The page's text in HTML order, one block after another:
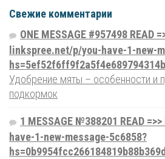
Свежие комментарии
ONE MESSAGE #957498 READ
linkspree.net/p/you-have-1-new-
Удобрение мяты – особенности и
подкормок
1 MESSAGE №388201 READ
have-1-new-message-5c6858?